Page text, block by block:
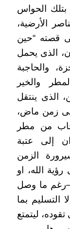
الحواس
الأرضية،
قصته “حين
الذى يحمل
والحاجبة
والخير
الذى ينتقل
زمن ماض،
من مطر
إلى عتبة
الزمن
الله، او
–رغم ما وصل
التسليم بما
ليتمتع